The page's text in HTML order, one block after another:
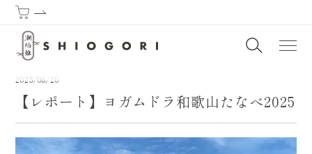
潮垢離からはじまる熊野古道 | SHIOGORI (Purification by the
2025/06/20
【レポート】ヨガムドラ和歌山たなべ2025